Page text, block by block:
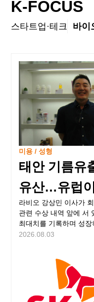
K-FOCUS
스타트업·테크 바이
미용 / 성형
태안 기름유
유산…유럽
기업 라비오
라비오 강상민 이사가
관련 수상 내역 앞에 서
최대치를 기록하며 성
완제품에서 화장품 원료
성분을 중심으로 화장
비건 원료에 대한 수요
자원과 차별화된 제조
기업들이 등장하고 있
2026.08.03